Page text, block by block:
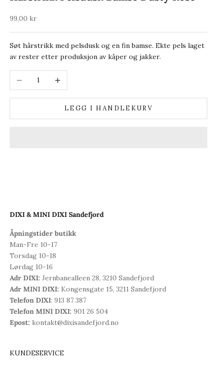
Salgspris
99,00 kr
Søt hårstrikk med pelsdusk og en fin bamse. Ekte pels laget
av rester etter produksjon av kåper og jakker.
Reduser antall
LEGG I HANDLEKURV
DIXI & MINI DIXI Sandefjord
Åpningstider butikk
Man-Fre 10-17
Torsdag 10-18
Lørdag 10-16
Adr DIXI: Jernbanealleen 28, 3210 Sandefjord
Adr MINI DIXI: Kongensgate 15, 3211 Sandefjord
Telefon DIXI: 913 87 387
Telefon MINI DIXI: 901 26 504
Epost: kontakt@dixisandefjord.no
KUNDESERVICE